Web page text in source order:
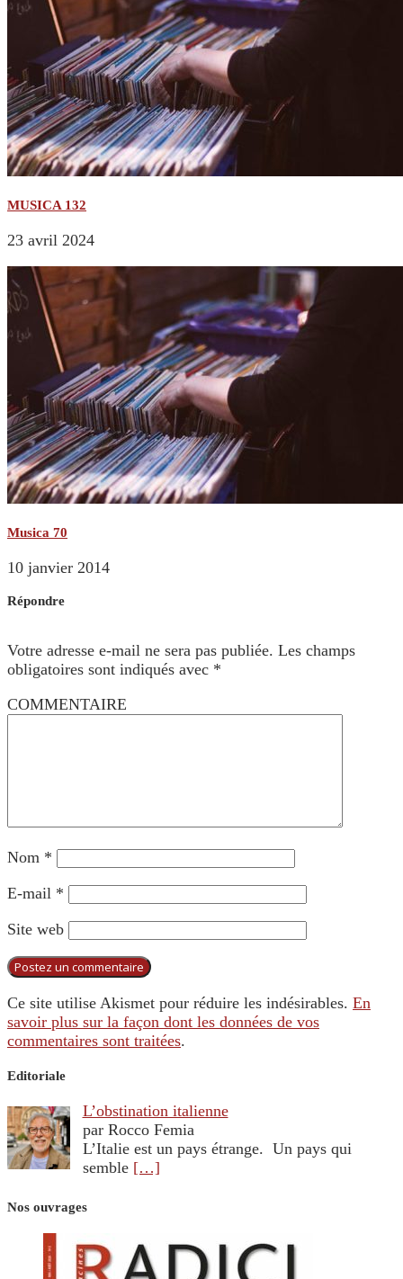
MUSICA 132
23 avril 2024
Musica 70
10 janvier 2014
Répondre
Votre adresse e-mail ne sera pas publiée. Les champs
obligatoires sont indiqués avec *
COMMENTAIRE
Nom *
E-mail *
Site web
Ce site utilise Akismet pour réduire les indésirables. En
savoir plus sur la façon dont les données de vos
commentaires sont traitées.
Editoriale
L’obstination italienne
par Rocco Femia
L’Italie est un pays étrange. Un pays qui
semble […]
Nos ouvrages